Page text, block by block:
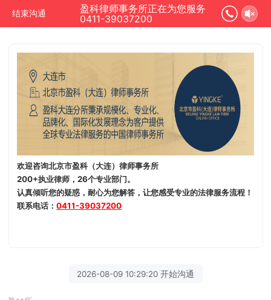
结束沟通
盈科律师事务所正在为您服务
0411-39037200
欢迎咨询北京市盈科（大连）律师事务所
200+执业律师，26个专业部门。
认真倾听您的疑惑，耐心为您解答，让您感受专业的法律服务流程！
联系电话：0411-39037200
2026-08-09 10:29:20 开始沟通